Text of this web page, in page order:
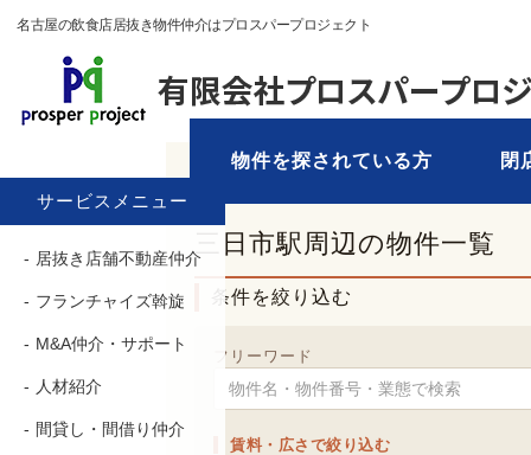
名古屋の飲食店居抜き物件仲介はプロスパープロジェクト
物件を探されている方 閉
三日市駅周辺の物件一覧
条件を絞り込む
フリーワード
賃料・広さで絞り込む
サービスメニュー
居抜き店舗不動産仲介
フランチャイズ斡旋
M&A仲介・サポート
人材紹介
間貸し・間借り仲介